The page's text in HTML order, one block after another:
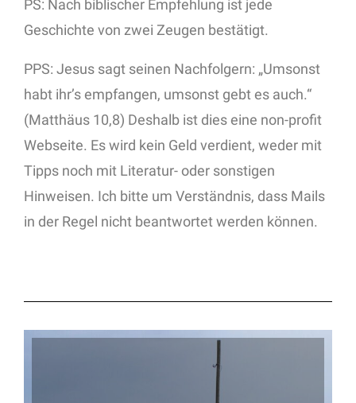
PS: Nach biblischer Empfehlung ist jede
Geschichte von zwei Zeugen bestätigt.
PPS: Jesus sagt seinen Nachfolgern: „Umsonst
habt ihr’s empfangen, umsonst gebt es auch.“
(Matthäus 10,8) Deshalb ist dies eine non-profit
Webseite. Es wird kein Geld verdient, weder mit
Tipps noch mit Literatur- oder sonstigen
Hinweisen. Ich bitte um Verständnis, dass Mails
in der Regel nicht beantwortet werden können.